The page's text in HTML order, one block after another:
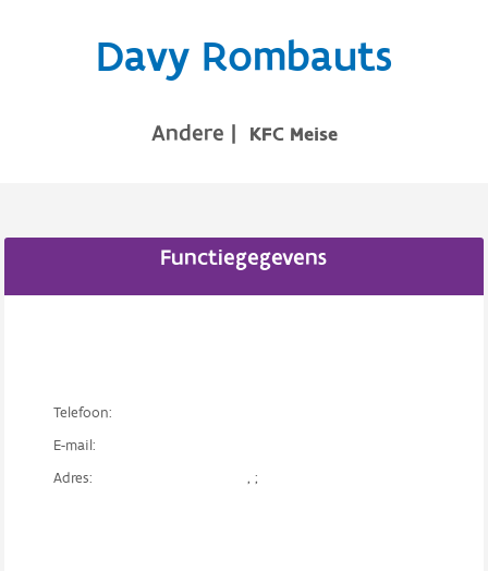
Davy Rombauts
Andere | KFC Meise
Functiegegevens
Telefoon:
E-mail:
Adres:
, ;